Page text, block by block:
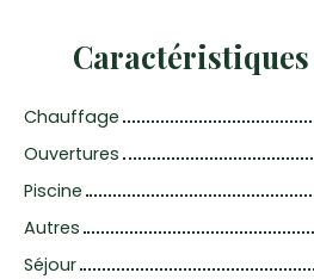
Caractéristiques
Chauffage
Ouvertures
Piscine
Autres
Séjour